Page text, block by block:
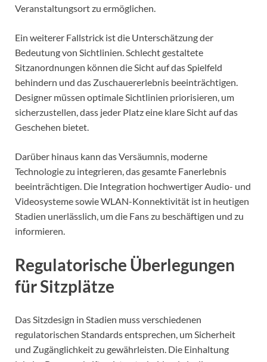
Veranstaltungsort zu ermöglichen.
Ein weiterer Fallstrick ist die Unterschätzung der
Bedeutung von Sichtlinien. Schlecht gestaltete
Sitzanordnungen können die Sicht auf das Spielfeld
behindern und das Zuschauererlebnis beeinträchtigen.
Designer müssen optimale Sichtlinien priorisieren, um
sicherzustellen, dass jeder Platz eine klare Sicht auf das
Geschehen bietet.
Darüber hinaus kann das Versäumnis, moderne
Technologie zu integrieren, das gesamte Fanerlebnis
beeinträchtigen. Die Integration hochwertiger Audio- und
Videosysteme sowie WLAN-Konnektivität ist in heutigen
Stadien unerlässlich, um die Fans zu beschäftigen und zu
informieren.
Regulatorische Überlegungen
für Sitzplätze
Das Sitzdesign in Stadien muss verschiedenen
regulatorischen Standards entsprechen, um Sicherheit
und Zugänglichkeit zu gewährleisten. Die Einhaltung